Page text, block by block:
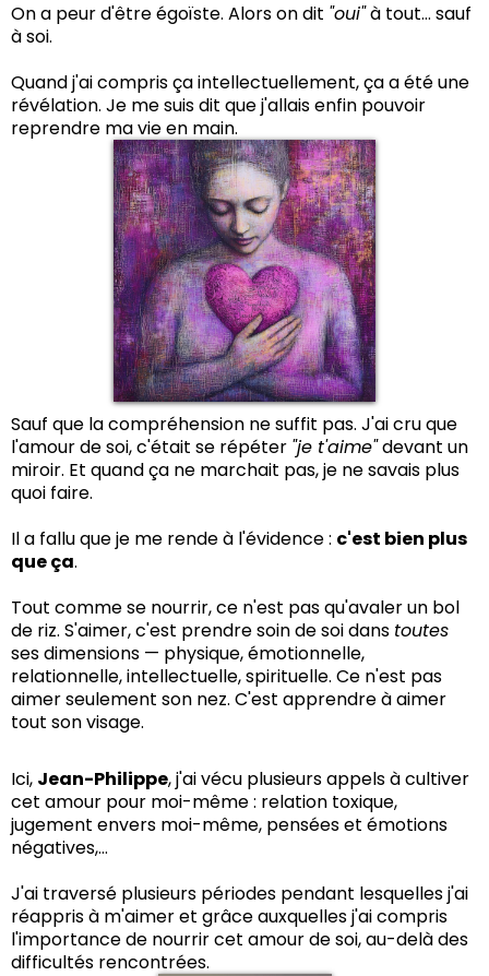
On a peur d'être égoïste. Alors on dit "oui"à tout… sauf
à soi.
Quand j'ai compris ça intellectuellement, ça a été une
révélation. Je me suis dit que j'allais enfin pouvoir
reprendre ma vie en main.
Sauf que la compréhension ne suffit pas. J'ai cru que
l'amour de soi, c'était se répéter "je t'aime"devant un
miroir. Et quand ça ne marchait pas, je ne savais plus
quoi faire.
Il a fallu que je me rende à l'évidence : c'est bien plus
que ça.
Tout comme se nourrir, ce n'est pas qu'avaler un bol
de riz. S'aimer, c'est prendre soin de soi dans toutes
ses dimensions — physique, émotionnelle,
relationnelle, intellectuelle, spirituelle. Ce n'est pas
aimer seulement son nez. C'est apprendre à aimer
tout son visage.
Ici, Jean-Philippe, j'ai vécu plusieurs appels à cultiver
cet amour pour moi-même : relation toxique,
jugement envers moi-même, pensées et émotions
négatives,...
J'ai traversé plusieurs périodes pendant lesquelles j'ai
réappris à m'aimer et grâce auxquelles j'ai compris
l'importance de nourrir cet amour de soi, au-delà des
difficultés rencontrées.